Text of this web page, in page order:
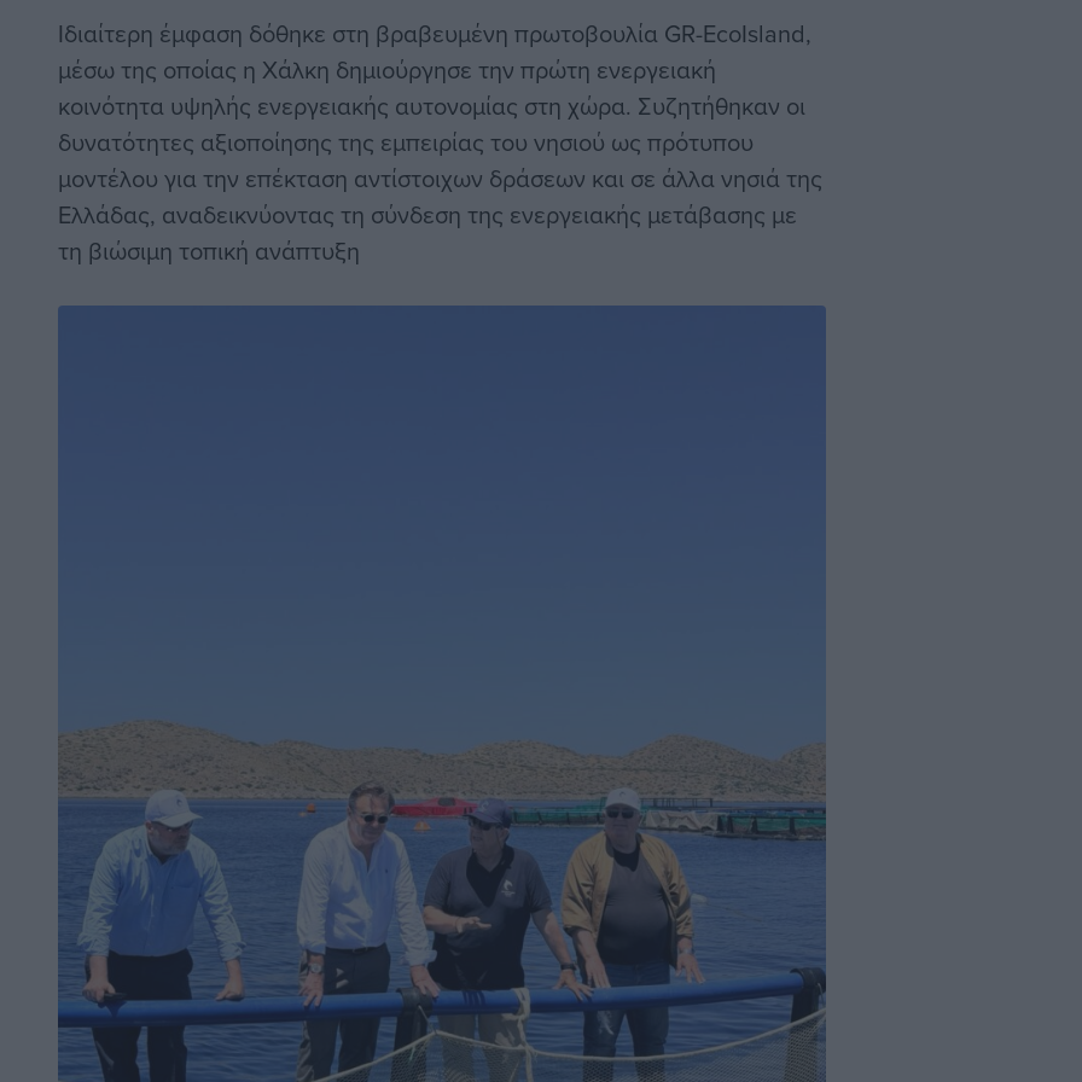
Ιδιαίτερη έμφαση δόθηκε στη βραβευμένη πρωτοβουλία GR-EcoIsland,
μέσω της οποίας η Χάλκη δημιούργησε την πρώτη ενεργειακή
κοινότητα υψηλής ενεργειακής αυτονομίας στη χώρα. Συζητήθηκαν οι
δυνατότητες αξιοποίησης της εμπειρίας του νησιού ως πρότυπου
μοντέλου για την επέκταση αντίστοιχων δράσεων και σε άλλα νησιά της
Ελλάδας, αναδεικνύοντας τη σύνδεση της ενεργειακής μετάβασης με
τη βιώσιμη τοπική ανάπτυξη